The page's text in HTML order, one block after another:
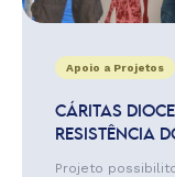
Apoio a Projetos
CÁRITAS
RESISTÊNCIA
Projeto